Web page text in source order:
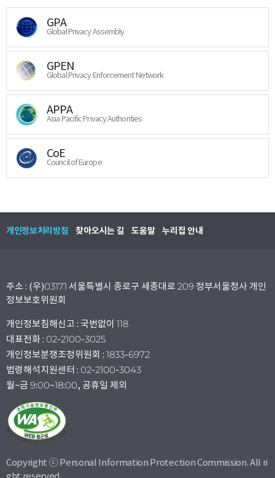
GPA
Global Privacy Assembly
GPEN
Global Privacy Enforcement Network
APPA
Asia Pacific Privacy Authorities
CoE
Council of Europe
개인정보처리방침 찾아오시는 길 도움말 누리집 안내
주소 : (우)03171 서울특별시 종로구 세종대로 209 정부서울청사 개인
정보보호위원회
개인정보침해신고 : 국번없이 118
대표전화 : 02-2100-3025
개인정보분쟁조정위원회 : 1833-6972
법령해석지원센터 : 02-2100-3043
월~금 9:00~18:00, 공휴일 제외
Copyright ⓒ Personal Information Protection Commission. All ri
ght reserved.